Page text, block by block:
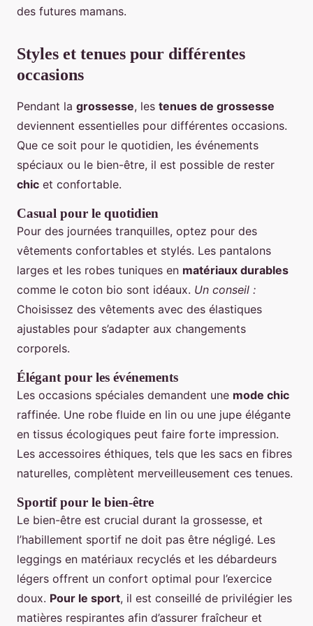
des futures mamans.
Styles et tenues pour différentes
occasions
Pendant la grossesse, les tenues de grossesse
deviennent essentielles pour différentes occasions.
Que ce soit pour le quotidien, les événements
spéciaux ou le bien-être, il est possible de rester
chic et confortable.
Casual pour le quotidien
Pour des journées tranquilles, optez pour des
vêtements confortables et stylés. Les pantalons
larges et les robes tuniques en matériaux durables
comme le coton bio sont idéaux. Un conseil :
Choisissez des vêtements avec des élastiques
ajustables pour s’adapter aux changements
corporels.
Élégant pour les événements
Les occasions spéciales demandent une mode chic
raffinée. Une robe fluide en lin ou une jupe élégante
en tissus écologiques peut faire forte impression.
Les accessoires éthiques, tels que les sacs en fibres
naturelles, complètent merveilleusement ces tenues.
Sportif pour le bien-être
Le bien-être est crucial durant la grossesse, et
l’habillement sportif ne doit pas être négligé. Les
leggings en matériaux recyclés et les débardeurs
légers offrent un confort optimal pour l’exercice
doux. Pour le sport, il est conseillé de privilégier les
matières respirantes afin d’assurer fraîcheur et